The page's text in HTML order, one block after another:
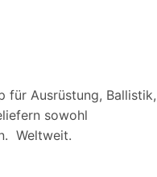
für Ausrüstung, Ballistik,
sowohl
Weltweit.